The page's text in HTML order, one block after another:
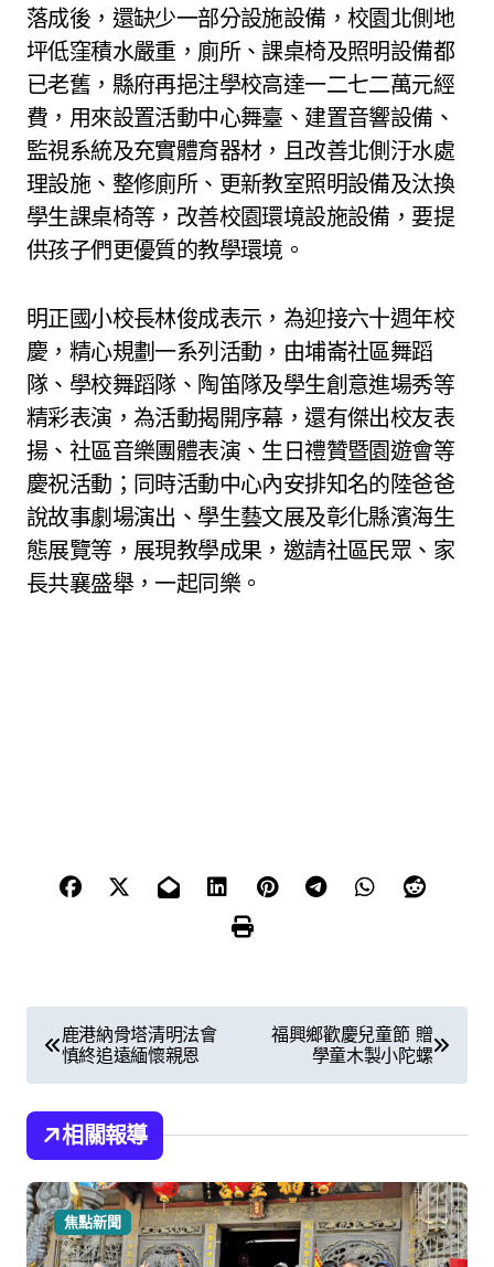
落成後，還缺少一部分設施設備，校園北側地
坪低窪積水嚴重，廁所、課桌椅及照明設備都
已老舊，縣府再挹注學校高達一二七二萬元經
費，用來設置活動中心舞臺、建置音響設備、
監視系統及充實體育器材，且改善北側汙水處
理設施、整修廁所、更新教室照明設備及汰換
學生課桌椅等，改善校園環境設施設備，要提
供孩子們更優質的教學環境。
明正國小校長林俊成表示，為迎接六十週年校
慶，精心規劃一系列活動，由埔崙社區舞蹈
隊、學校舞蹈隊、陶笛隊及學生創意進場秀等
精彩表演，為活動揭開序幕，還有傑出校友表
揚、社區音樂團體表演、生日禮贊暨園遊會等
慶祝活動；同時活動中心內安排知名的陸爸爸
說故事劇場演出、學生藝文展及彰化縣濱海生
態展覽等，展現教學成果，邀請社區民眾、家
長共襄盛舉，一起同樂。
文
章
導
覽
鹿港納骨塔清明法會
慎終追遠緬懷親恩
福興鄉歡慶兒童節 贈
學童木製小陀螺
相關報導
焦點新聞